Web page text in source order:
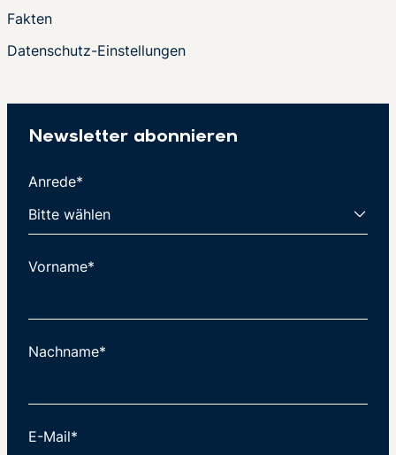
Fakten
Datenschutz-Einstellungen
Newsletter abonnieren
Anrede*
Vorname*
Nachname*
E-Mail*